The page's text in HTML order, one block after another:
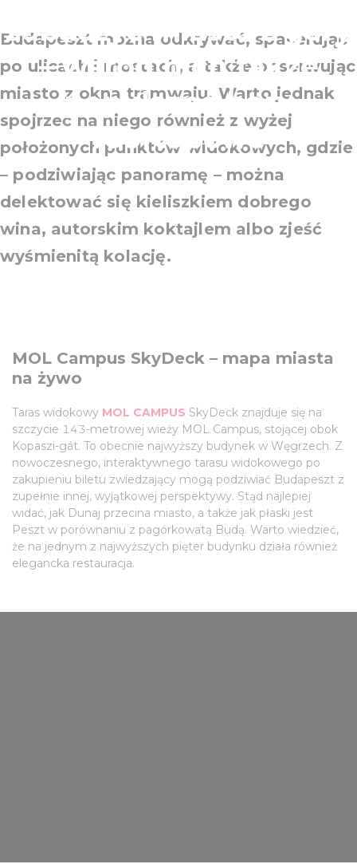
zobaczyć miasto z góry
– wśród nich także
popularne bary
rooftopowe
Budapeszt można odkrywać, spacerując
po ulicach i mostach, a także obserwując
miasto z okna tramwaju. Warto jednak
spojrzeć na niego również z wyżej
położonych punktów widokowych, gdzie
– podziwiając panoramę – można
delektować się kieliszkiem dobrego
wina, autorskim koktajlem albo zjeść
wyśmienitą kolację.
MOL Campus SkyDeck – mapa miasta
na żywo
Taras widokowy MOL CAMPUS SkyDeck znajduje się na
szczycie 143-metrowej wieży MOL Campus, stojącej obok
Kopaszi-gát. To obecnie najwyższy budynek w Węgrzech. Z
nowoczesnego, interaktywnego tarasu widokowego po
zakupieniu biletu zwiedzający mogą podziwiać Budapeszt z
zupełnie innej, wyjątkowej perspektywy. Stąd najlepiej
widać, jak Dunaj przecina miasto, a także jak płaski jest
Peszt w porównaniu z pagórkowatą Budą. Warto wiedzieć,
że na jednym z najwyższych pięter budynku działa również
elegancka restauracja.